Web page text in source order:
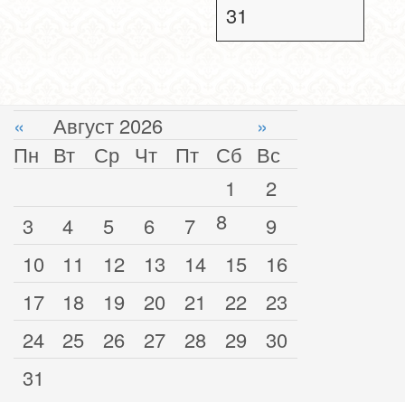
31
« Август 2026
»
Пн Вт Ср Чт Пт Сб Вс
1
2
3
4 5 6 7 8
9
10
11 12 13 14 15
16
17
18 19 20 21 22
23
24
25 26 27 28 29
30
31